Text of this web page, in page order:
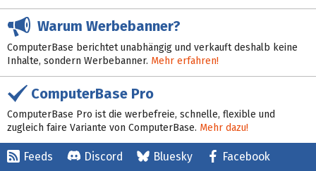
Warum Werbebanner?
ComputerBase berichtet unabhängig und verkauft deshalb keine
Inhalte, sondern Werbebanner. Mehr erfahren!
ComputerBase Pro
ComputerBase Pro ist die werbefreie, schnelle, flexible und
zugleich faire Variante von ComputerBase. Mehr dazu!
Feeds Discord Bluesky Facebook